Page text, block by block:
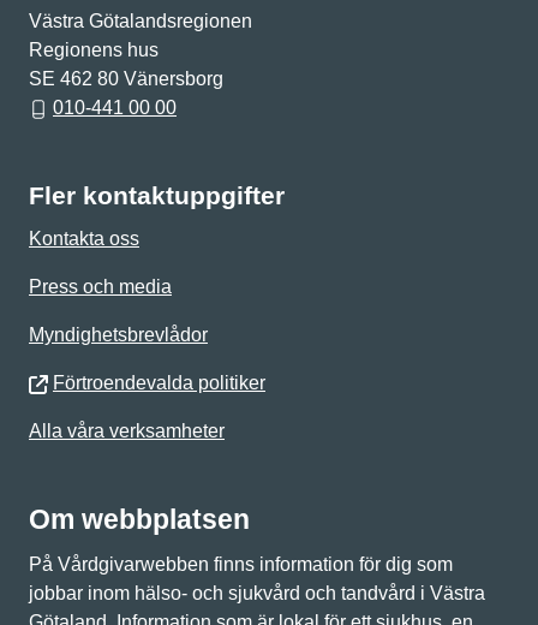
Västra Götalandsregionen
Regionens hus
SE 462 80 Vänersborg
010-441 00 00
Fler kontaktuppgifter
Kontakta oss
Press och media
Myndighetsbrevlådor
Förtroendevalda politiker
Alla våra verksamheter
Om webbplatsen
På Vårdgivarwebben finns information för dig som
jobbar inom hälso- och sjukvård och tandvård i Västra